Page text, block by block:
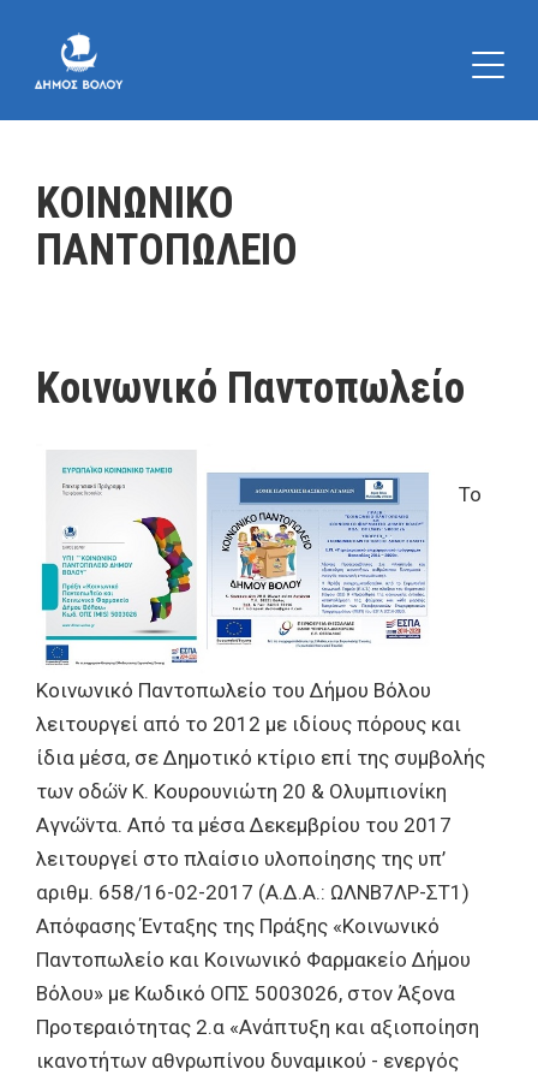
ΚΟΙΝΩΝΙΚΟ
ΠΑΝΤΟΠΩΛΕΙΟ
Κοινωνικό Παντοπωλείο
Το
Κοινωνικό Παντοπωλείο του Δήμου Βόλου
λειτουργεί από το 2012 με ιδίους πόρους και
ίδια μέσα, σε Δημοτικό κτίριο επί της συμβολής
των οδώ̈ν Κ. Κουρουνιώτη 20 & Ολυμπιονίκη
Αγνώ̈ντα. Από τα μέσα Δεκεμβρίου του 2017
λειτουργεί στο πλαίσιο υλοποίησης της υπ’
αριθμ. 658/16-02-2017 (Α.Δ.Α.: ΩΛΝΒ7ΛΡ-ΣΤ1)
Απόφασης Ένταξης της Πράξης «Κοινωνικό
Παντοπωλείο και Κοινωνικό Φαρμακείο Δήμου
Βόλου» με Κωδικό ΟΠΣ 5003026, στον Άξονα
Προτεραιότητας 2.α «Ανάπτυξη και αξιοποίηση
ικανοτήτων αθνρωπίνου δυναμικού - ενεργός